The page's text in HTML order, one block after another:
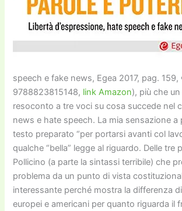
speech e fake news, Egea 2017, pag. 159,
9788823815148, link Amazon), più che
resoconto a tre voci su cosa succede nel
news e hate speech. La mia sensazione a
testo preparato “per portarsi avanti col
qualche “bella” legge al riguardo. Delle tre
Pollicino (a parte la sintassi terribile) che
problema da un punto di vista
interessante perché mostra la differenza
europei e americani per quanto riguarda il